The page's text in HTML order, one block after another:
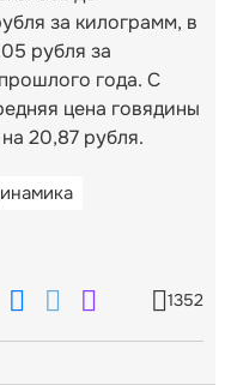
за килограмм, в
рубля за
года. С
цена говядины
20,87 рубля.
1352